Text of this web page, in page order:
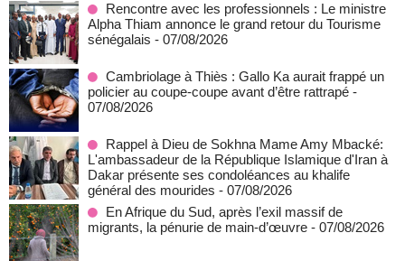
Rencontre avec les professionnels : Le ministre
Alpha Thiam annonce le grand retour du Tourisme
sénégalais - 07/08/2026
Cambriolage à Thiès : Gallo Ka aurait frappé un
policier au coupe-coupe avant d’être rattrapé -
07/08/2026
Rappel à Dieu de Sokhna Mame Amy Mbacké:
L'ambassadeur de la République Islamique d'Iran à
Dakar présente ses condoléances au khalife
général des mourides - 07/08/2026
En Afrique du Sud, après l’exil massif de
migrants, la pénurie de main-d’œuvre - 07/08/2026